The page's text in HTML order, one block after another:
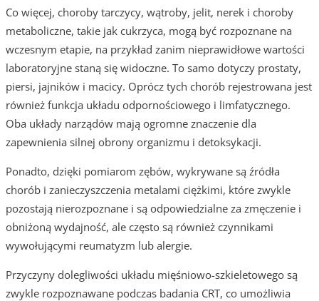
Co więcej, choroby tarczycy, wątroby, jelit, nerek i choroby
metaboliczne, takie jak cukrzyca, mogą być rozpoznane na
wczesnym etapie, na przykład zanim nieprawidłowe wartości
laboratoryjne staną się widoczne. To samo dotyczy prostaty,
piersi, jajników i macicy. Oprócz tych chorób rejestrowana jest
również funkcja układu odpornościowego i limfatycznego.
Oba układy narządów mają ogromne znaczenie dla
zapewnienia silnej obrony organizmu i detoksykacji.
Ponadto, dzięki pomiarom zębów, wykrywane są źródła
chorób i zanieczyszczenia metalami ciężkimi, które zwykle
pozostają nierozpoznane i są odpowiedzialne za zmęczenie i
obniżoną wydajność, ale często są również czynnikami
wywołującymi reumatyzm lub alergie.
Przyczyny dolegliwości układu mięśniowo-szkieletowego są
zwykle rozpoznawane podczas badania CRT, co umożliwia